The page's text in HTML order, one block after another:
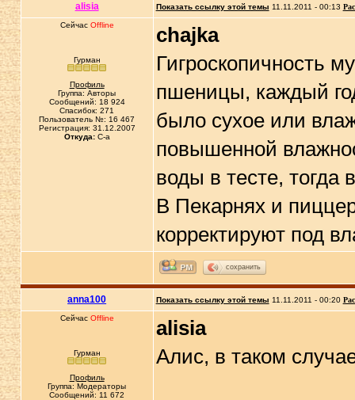
alisia Показать ссылку этой темы 11.11.2011 - 00:13
Сейчас Offline
Гурман
Профиль
Группа: Авторы
Сообщений: 18 924
Спасибок: 271
Пользователь №: 16 467
Регистрация: 31.12.2007
Откуда:C-a
chajka
Гигроскопичность
пшеницы, каждый
было сухое или
повышенной
воды в тесте, тогда
В Пекарнях и
корректируют под
сохранить
anna100 Показать ссылку этой темы 11.11.2011 - 00:20
Сейчас Offline
Гурман
Профиль
Группа: Модераторы
Сообщений: 11 672
alisia
Алис, в таком